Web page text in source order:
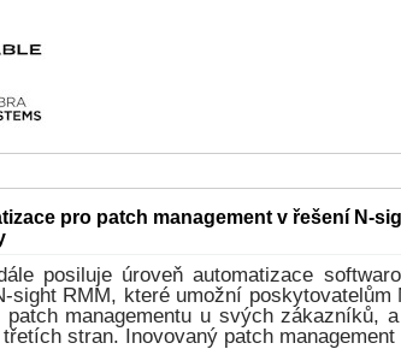
pro patch management v řešení N-
posiluje úroveň automatizace
sight RMM, které umožní
patch managementu u svých zákazníků,
stran. Inovovaný patch